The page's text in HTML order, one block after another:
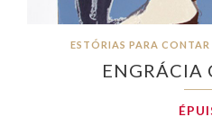
ESTÓRIAS PARA
ENGRÁCIA